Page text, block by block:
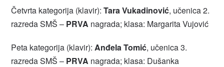
Četvrta kategorija (klavir):Tara Vukadinović, učenica 2.
razreda SMŠ – PRVA nagrada; klasa: Margarita Vujović
Peta kategorija (klavir): Anđela Tomić, učenica 3.
razreda SMŠ – PRVA nagrada; klasa: Dušanka